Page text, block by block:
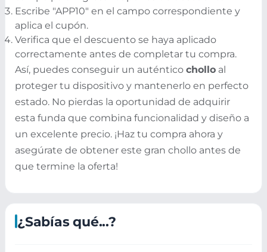
Escribe "APP10" en el campo correspondiente y
aplica el cupón.
Verifica que el descuento se haya aplicado
correctamente antes de completar tu compra.
Así, puedes conseguir un auténtico chollo al
proteger tu dispositivo y mantenerlo en perfecto
estado. No pierdas la oportunidad de adquirir
esta funda que combina funcionalidad y diseño a
un excelente precio. ¡Haz tu compra ahora y
asegúrate de obtener este gran chollo antes de
que termine la oferta!
¿Sabías qué...?